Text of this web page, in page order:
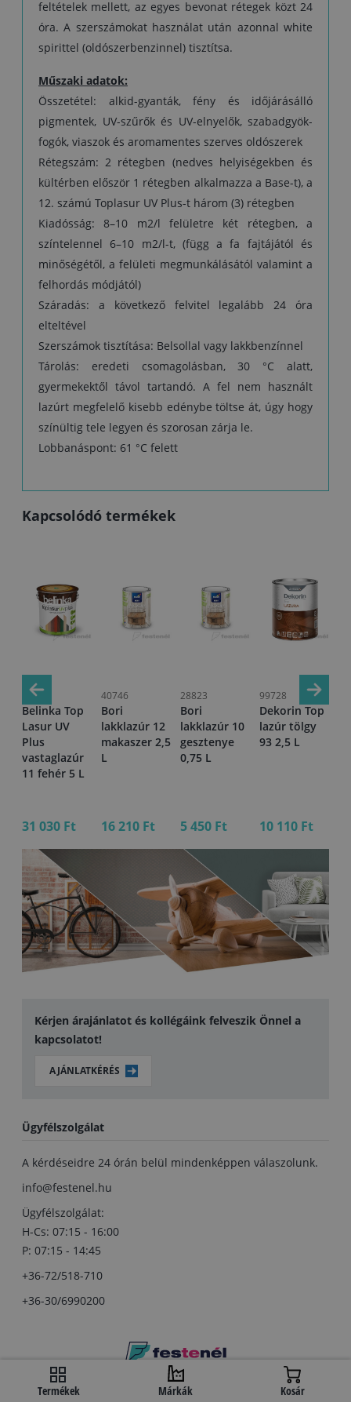
feltételek mellett, az egyes bevonat rétegek közt 24
óra. A szerszámokat használat után azonnal white
spirittel (oldószerbenzinnel) tisztítsa.
Műszaki adatok:
Összetétel: alkid-gyanták, fény és időjárásálló
pigmentek, UV-szűrők és UV-elnyelők, szabadgyök-
fogók, viaszok és aromamentes szerves oldószerek
Rétegszám: 2 rétegben (nedves helyiségekben és
kültérben először 1 rétegben alkalmazza a Base-t), a
12. számú Toplasur UV Plus-t három (3) rétegben
Kiadósság: 8–10 m2/l felületre két rétegben, a
színtelennel 6–10 m2/l-t, (függ a fa fajtájától és
minőségétől, a felületi megmunkálásától valamint a
felhordás módjától)
Száradás: a következő felvitel legalább 24 óra
elteltével
Szerszámok tisztítása: Belsollal vagy lakkbenzínnel
Tárolás: eredeti csomagolásban, 30 °C alatt,
gyermekektől távol tartandó. A fel nem használt
lazúrt megfelelő kisebb edénybe töltse át, úgy hogy
színültig tele legyen és szorosan zárja le.
Lobbanáspont: 61 °C felett
Kapcsolódó termékek
99234
Belinka Top
Lasur UV
Plus
vastaglazúr
11 fehér 5 L
31 030 Ft
40746
Bori
lakklazúr 12
makaszer 2,5
L
16 210 Ft
28823
Bori
lakklazúr 10
gesztenye
0,75 L
5 450 Ft
99728
Dekorin Top
lazúr tölgy
93 2,5 L
10 110 Ft
Kérjen árajánlatot és kollégáink felveszik Önnel a
kapcsolatot!
AJÁNLATKÉRÉS
Ügyfélszolgálat
A kérdéseidre 24 órán belül mindenképpen válaszolunk.
info@festenel.hu
Ügyfélszolgálat:
H-Cs: 07:15 - 16:00
P: 07:15 - 14:45
+36-72/518-710
+36-30/6990200
Copyright © festenel.hu.
Minden jog fentartva.
Termékek Márkák Kosár